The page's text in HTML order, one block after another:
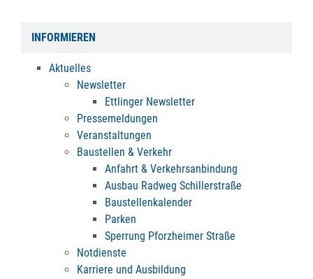
INFORMIEREN
Aktuelles
Newsletter
Ettlinger Newsletter
Pressemeldungen
Veranstaltungen
Baustellen & Verkehr
Anfahrt & Verkehrsanbindung
Ausbau Radweg Schillerstraße
Baustellenkalender
Parken
Sperrung Pforzheimer Straße
Notdienste
Karriere und Ausbildung